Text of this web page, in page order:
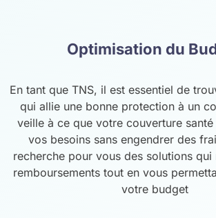
Optimisation du
En tant que TNS, il est essentiel de
qui allie une bonne protection à un
veille à ce que votre couverture
vos besoins sans engendrer des
recherche pour vous des solutions qui
remboursements tout en vous
votre budget